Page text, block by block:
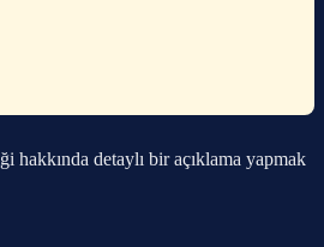
hakkında detaylı bir açıklama yapmak